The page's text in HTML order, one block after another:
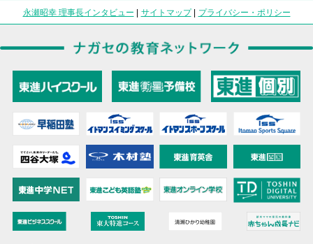
永瀬昭幸 理事長インタビュー | サイトマップ| プライバシー・ポリシー